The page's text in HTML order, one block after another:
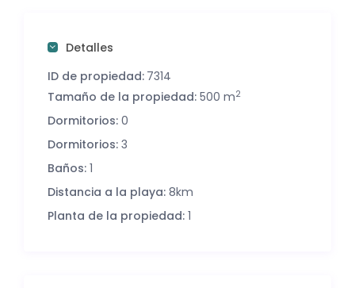
Detalles
ID de propiedad: 7314
Tamaño de la propiedad: 500 m2
Dormitorios: 0
Dormitorios: 3
Baños: 1
Distancia a la playa: 8km
Planta de la propiedad: 1